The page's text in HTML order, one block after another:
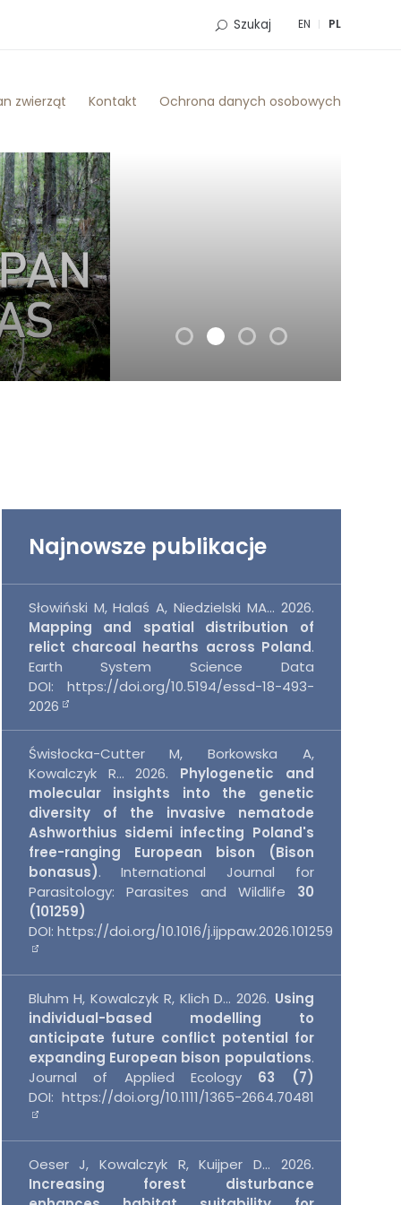
EN PL
Szukaj
zwierząt Kontakt Ochrona danych osobowych
Najnowsze publikacje
Słowiński M, Halaś A, Niedzielski MA... 2026.
Mapping and spatial distribution of
relict charcoal hearths across Poland.
Earth System Science Data
DOI: https://doi.org/10.5194/essd-18-493-
2026
Świsłocka-Cutter M, Borkowska A,
Kowalczyk R...
2026. Phylogenetic and
molecular insights into the genetic
diversity of the invasive nematode
Ashworthius sidemi infecting Poland's
free-ranging European bison (Bison
bonasus).International Journal for
Parasitology: Parasites and Wildlife
30
(101259)
DOI: https://doi.org/10.1016/j.ijppaw.2026.101259
Bluhm H, Kowalczyk R, Klich D... 2026. Using
individual-based modelling to
anticipate future conflict potential for
expanding European bison populations.
Journal of Applied Ecology
63 (7)
DOI: https://doi.org/10.1111/1365-2664.70481
Oeser J, Kowalczyk R, Kuijper D... 2026.
Increasing forest disturbance